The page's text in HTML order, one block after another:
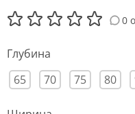
0
Глубина
65
70 75 80